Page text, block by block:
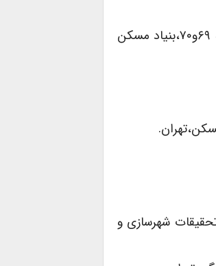
16)خوشفر،غلامرضا:(۱۳۷۵)،کاربرد شاخص های اجتماعی در توسعه مسکن،ماهنامه مسکن وانقلاب شماره ۶۹و۷۰،بنیاد مسکن
و تحقیقات شهرسازی و